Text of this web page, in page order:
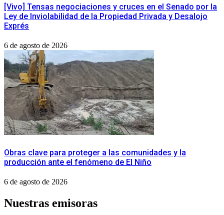
[Vivo] Tensas negociaciones y cruces en el Senado por la
Ley de Inviolabilidad de la Propiedad Privada y Desalojo
Exprés
6 de agosto de 2026
Obras clave para proteger a las comunidades y la
producción ante el fenómeno de El Niño
6 de agosto de 2026
Nuestras emisoras